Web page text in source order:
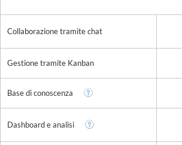
Collaborazione tramite chat
Gestione tramite Kanban
Base di conoscenza
Dashboard e analisi